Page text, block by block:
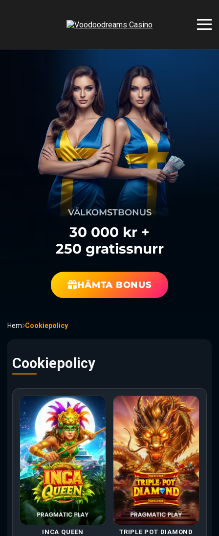
VÄLKOMSTBONUS
30 000 kr +
250 gratissnurr
HÄMTA BONUS
Hem Cookiepolicy
Cookiepolicy
INCA QUEEN TRIPLE POT DIAMOND